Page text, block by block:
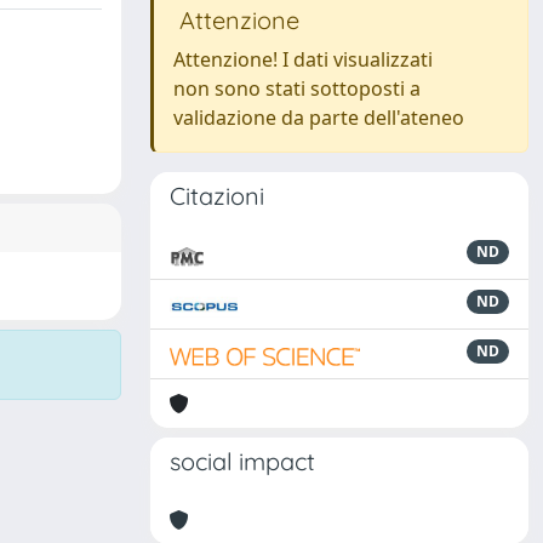
Attenzione
Attenzione! I dati visualizzati
non sono stati sottoposti a
validazione da parte dell'ateneo
Citazioni
ND
ND
ND
social impact